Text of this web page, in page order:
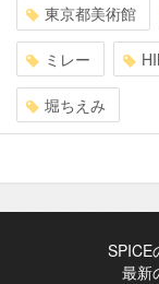
東京都美術館
ミレー
堀ちえみ
SPICE
最新